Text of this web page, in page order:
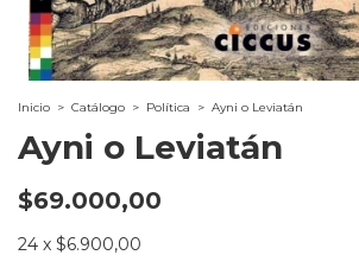
Inicio > Catálogo > Política > Ayni o Leviatán
Ayni o Leviatán
$69.000,00
24 x $6.900,00